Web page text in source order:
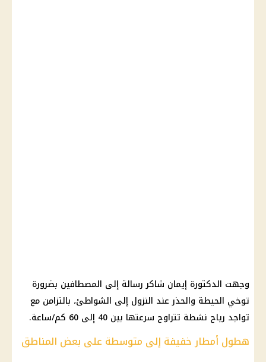
وجهت الدكتورة إيمان شاكر رسالة إلى المصطافين بضرورة
توخي الحيطة والحذر عند النزول إلى الشواطئ، بالتزامن مع
تواجد رياح نشطة تتراوح سرعتها بين 40 إلى 60 كم/ساعة.
هطول أمطار خفيفة إلى متوسطة على بعض المناطق